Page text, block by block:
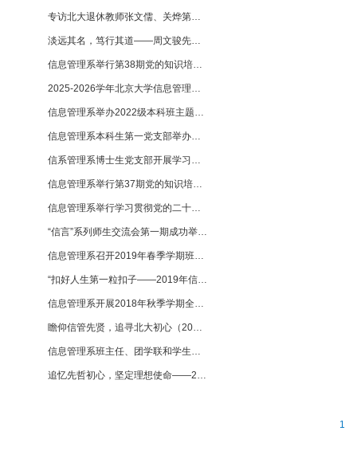
专访北大退休教师张文儒、关烨第：忆往昔峥嵘岁月，寄后辈时代担当 【2025-11-21】
淡远其名，笃行其道——周文骏先生学行述略 【2025-11-20】
信息管理系举行第38期党的知识培训班开班仪式暨党委书记讲党课 【2025-11-04】
2025-2026学年北京大学信息管理系学生代表大会成功举办 【2025-05-27】
信息管理系举办2022级本科班主题班会暨学习两会精神专题党课 【2025-03-24】
信息管理系本科生第一党支部举办支部大会，学习习近平主席二十国集团领导人峰会重要讲话 【2024-12-05】
信系管理系博士生党支部开展学习二十届三中全会精神主题教育系列活动 【2024-11-29】
信息管理系举行第37期党的知识培训班开班仪式暨党委书记讲党课 【2024-11-06】
信息管理系举行学习贯彻党的二十届三中全会精神主题党课 【2024-11-05】
“信言”系列师生交流会第一期成功举办 【2019-05-14】
信息管理系召开2019年春季学期班团学生骨干会议 【2019-04-01】
“扣好人生第一粒扣子——2019年信息管理系春季团学骨干座谈会”成功举办 【2019-04-01】
信息管理系开展2018年秋季学期全系学生骨干交流活动 【2018-11-27】
瞻仰信管先贤，追寻北大初心（2018级硕士团日活动） 【2018-11-27】
信息管理系班主任、团学联和学生干部工作会议相继召开 【2018-04-16】
追忆先哲初心，坚定理想使命——2017级本科生班举行学习十九大精神主题班会暨北大红楼参观活动 【2017-11-28】
1